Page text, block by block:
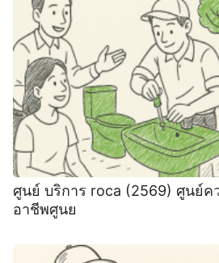
ศูนย์ บริการ roca (2569) ศูน
อาชีพศูนย